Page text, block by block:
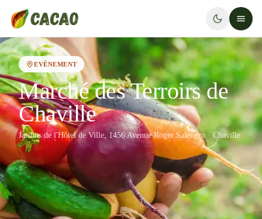
EVÈNEMENT
Marché des Terroirs de
Chaville
Jardins de l'Hôtel de Ville, 1456 Avenue Roger Salengro · Chaville